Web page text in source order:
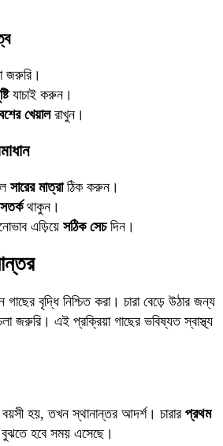
জরুরি।
যাচাই করুন।
খেয়ালরাখুন।
সারের মাত্রাঠিক করুন।
সতর্কথাকুন।
এড়িয়ে সঠিক সেচদিন।
গাছের বৃদ্ধি নিশ্চিত করা। চারা বেড়ে উঠার জন্য
জরুরি। এই প্রক্রিয়া গাছের ভবিষ্যত স্বাস্থ্য
হয়, তখন স্থানান্তর আদর্শ। চারার প্রথম
হবে সময় এসেছে।